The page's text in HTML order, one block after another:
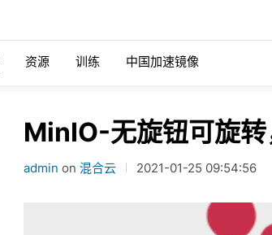
现代多引擎数据湖依赖于能够提供可扩展性能
了解如何将 SQL Server 2022 与 MinIO 配合
资源 训练 中国加速镜像
MinIO-无旋钮可旋
admin on 混合云 2021-01-25 09:54:56